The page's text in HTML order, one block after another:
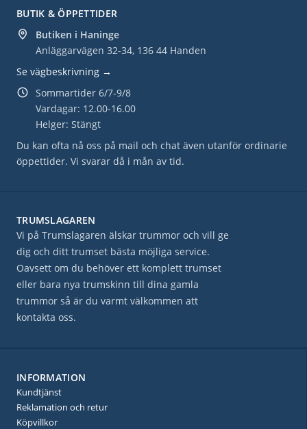
BUTIK & ÖPPETTIDER
Butiken i Haninge
Anläggarvägen 32-34, 136 44 Handen
Se vägbeskrivning →
Sommartider 6/7-9/8
Vardagar: 12.00-16.00
Helger: Stängt
Du kan ofta nå oss på mail och chat även utanför ordinarie
öppettider. Vi svarar då i mån av tid.
TRUMSLAGAREN
Vi på Trumslagaren älskar trummor och vill ge
dig och ditt trumset bästa möjliga service.
Oavsett om du behöver ett komplett trumset
eller bara nya trumskinn till dina gamla
trummor så är du varmt välkommen att
kontakta oss.
INFORMATION
Kundtjänst
Reklamation och retur
Köpvillkor